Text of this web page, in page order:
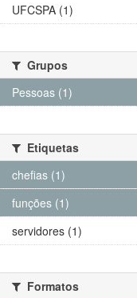
UFCSPA (1)
Grupos
Pessoas (1)
Etiquetas
chefias (1)
funções (1)
servidores (1)
Formatos